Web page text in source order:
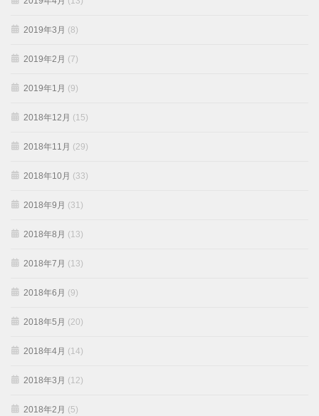
2019年3月 (8)
2019年2月 (7)
2019年1月 (9)
2018年12月 (15)
2018年11月 (29)
2018年10月 (33)
2018年9月 (31)
2018年8月 (13)
2018年7月 (13)
2018年6月 (9)
2018年5月 (20)
2018年4月 (14)
2018年3月 (12)
2018年2月 (5)